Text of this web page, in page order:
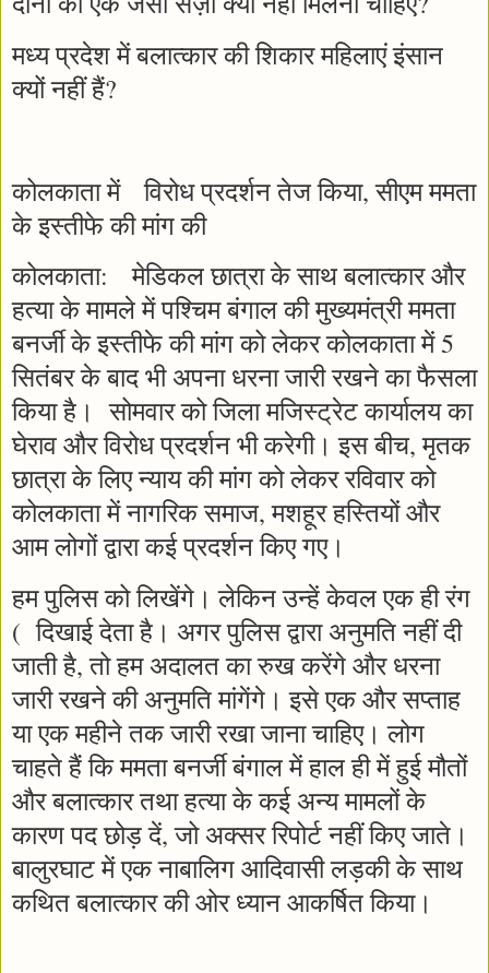
मध्य प्रदेश में बलात्कार की शिकार महिलाएं इंसान
क्यों नहीं हैं?
कोलकाता में विरोध प्रदर्शन तेज किया, सीएम ममता
के इस्तीफे की मांग की
कोलकाता: मेडिकल छात्रा के साथ बलात्कार और
हत्या के मामले में पश्चिम बंगाल की मुख्यमंत्री ममता
बनर्जी के इस्तीफे की मांग को लेकर कोलकाता में 5
सितंबर के बाद भी अपना धरना जारी रखने का फैसला
किया है। सोमवार को जिला मजिस्ट्रेट कार्यालय का
घेराव और विरोध प्रदर्शन भी करेगी। इस बीच, मृतक
छात्रा के लिए न्याय की मांग को लेकर रविवार को
कोलकाता में नागरिक समाज, मशहूर हस्तियों और
आम लोगों द्वारा कई प्रदर्शन किए गए।
हम पुलिस को लिखेंगे। लेकिन उन्हें केवल एक ही रंग
( दिखाई देता है। अगर पुलिस द्वारा अनुमति नहीं दी
जाती है, तो हम अदालत का रुख करेंगे और धरना
जारी रखने की अनुमति मांगेंगे। इसे एक और सप्ताह
या एक महीने तक जारी रखा जाना चाहिए। लोग
चाहते हैं कि ममता बनर्जी बंगाल में हाल ही में हुई मौतों
और बलात्कार तथा हत्या के कई अन्य मामलों के
कारण पद छोड़ दें, जो अक्सर रिपोर्ट नहीं किए जाते।
बालुरघाट में एक नाबालिग आदिवासी लड़की के साथ
कथित बलात्कार की ओर ध्यान आकर्षित किया।